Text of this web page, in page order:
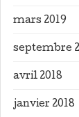
mars 2019
septembre
avril 2018
janvier 2018